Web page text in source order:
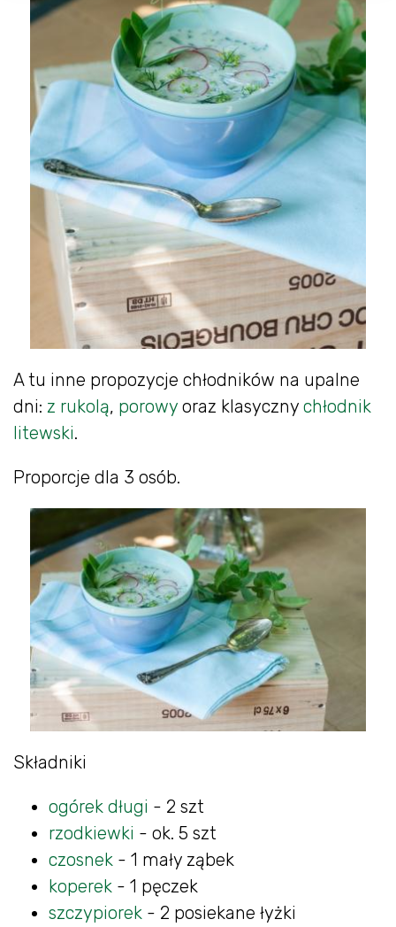
A tu inne propozycje chłodników na upalne
dni: z rukolą, porowy oraz klasyczny chłodnik
litewski.
Proporcje dla 3 osób.
Składniki
ogórek długi - 2 szt
rzodkiewki - ok. 5 szt
czosnek - 1 mały ząbek
koperek - 1 pęczek
szczypiorek - 2 posiekane łyżki